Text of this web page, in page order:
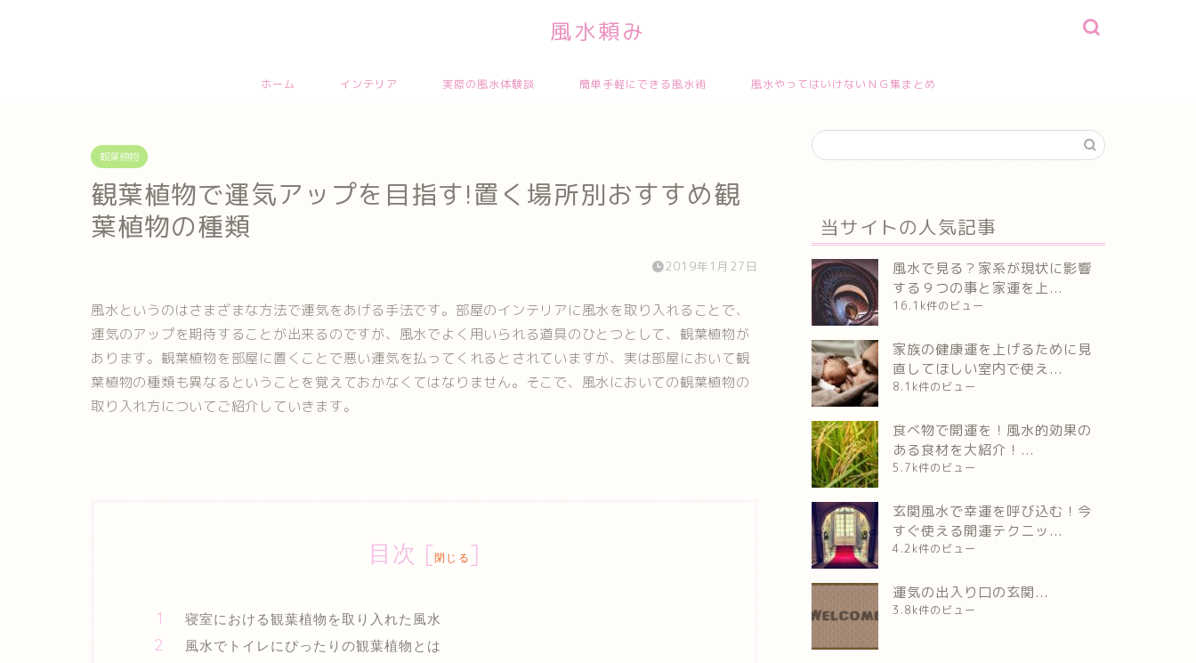
風水頼み
ホーム インテリア 実際の風水体験談 簡単手軽にできる風水術 風水やってはいけないＮＧ集まとめ
観葉植物
観葉植物で運気アップを目指す!置く場所別おすすめ観
葉植物の種類
2019年1月27日
風水というのはさまざまな方法で運気をあげる手法です。部屋のインテリアに風水を取り入れることで、
運気のアップを期待することが出来るのですが、風水でよく用いられる道具のひとつとして、観葉植物が
あります。観葉植物を部屋に置くことで悪い運気を払ってくれるとされていますが、実は部屋において観
葉植物の種類も異なるということを覚えておかなくてはなりません。そこで、風水においての観葉植物の
取り入れ方についてご紹介していきます。
目次 [閉じる ]
寝室における観葉植物を取り入れた風水
風水でトイレにぴったりの観葉植物とは
当サイトの人気記事
風水で見る？家系が現状に影響
する９つの事と家運を上...
16.1k件のビュー
家族の健康運を上げるために見
直してほしい室内で使え...
8.1k件のビュー
食べ物で開運を！風水的効果の
ある食材を大紹介！...
5.7k件のビュー
玄関風水で幸運を呼び込む！今
すぐ使える開運テクニッ...
4.2k件のビュー
運気の出入り口の玄関...
3.8k件のビュー